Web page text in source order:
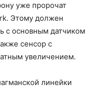
уже пророчат
Этому должен
с основным датчиком
сенсор с
увеличением.
линейки